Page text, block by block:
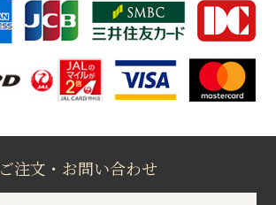
ご注文・お問い合わせ